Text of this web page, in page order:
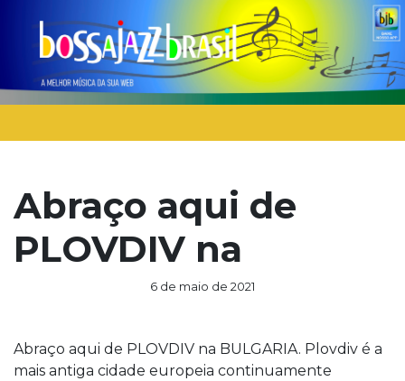
Abraço aqui de
PLOVDIV na
6 de maio de 2021
Abraço aqui de PLOVDIV na BULGARIA. Plovdiv é a
mais antiga cidade europeia continuamente